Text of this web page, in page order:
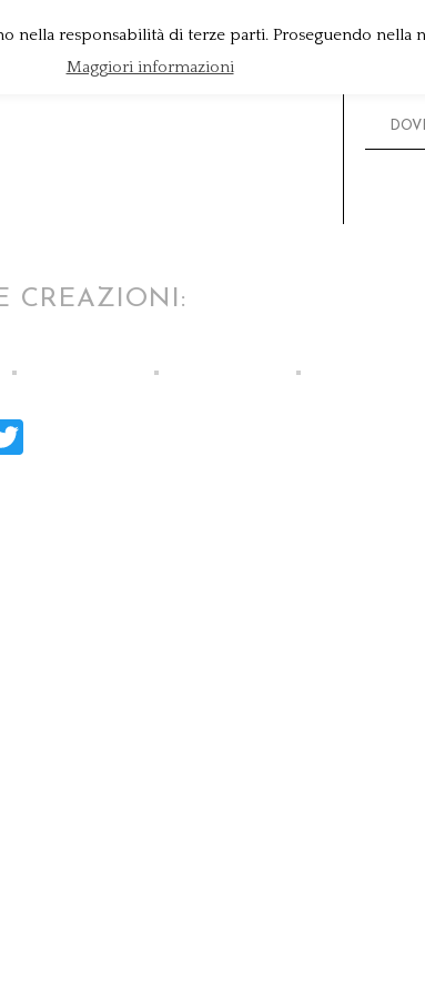
CREAZIONI:
responsabilità di terze parti. Proseguendo nella
Maggiori informazioni